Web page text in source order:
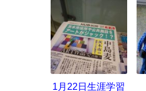
1月22日生涯学習